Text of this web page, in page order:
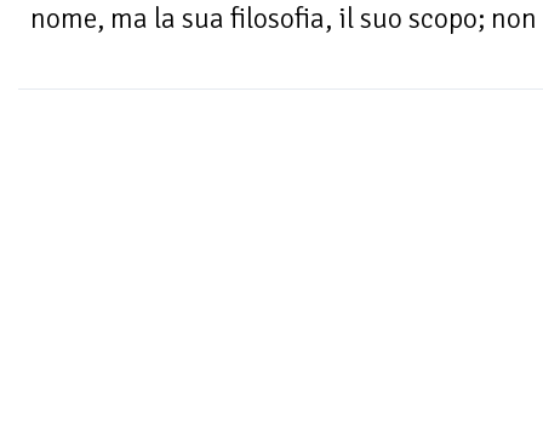
nome, ma la sua filosofia, il suo scopo; non